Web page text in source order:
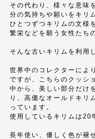
その代わり、様々な意味
分の気持ちや願いをキリ
ひとつずつキリムの文様
繁栄などを願う女性たち
そんな古いキリムを利用
世界中のコレクターによ
ですが、こちらのクッシ
中から、美しい部分だけ
り、高価なオールドキリ
っています。
使用しているキリムは20
長年使い、優しく色が褪